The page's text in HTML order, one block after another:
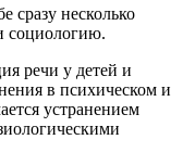
сразу несколько
социологию.
речи у детей и
в психическом и
устранением